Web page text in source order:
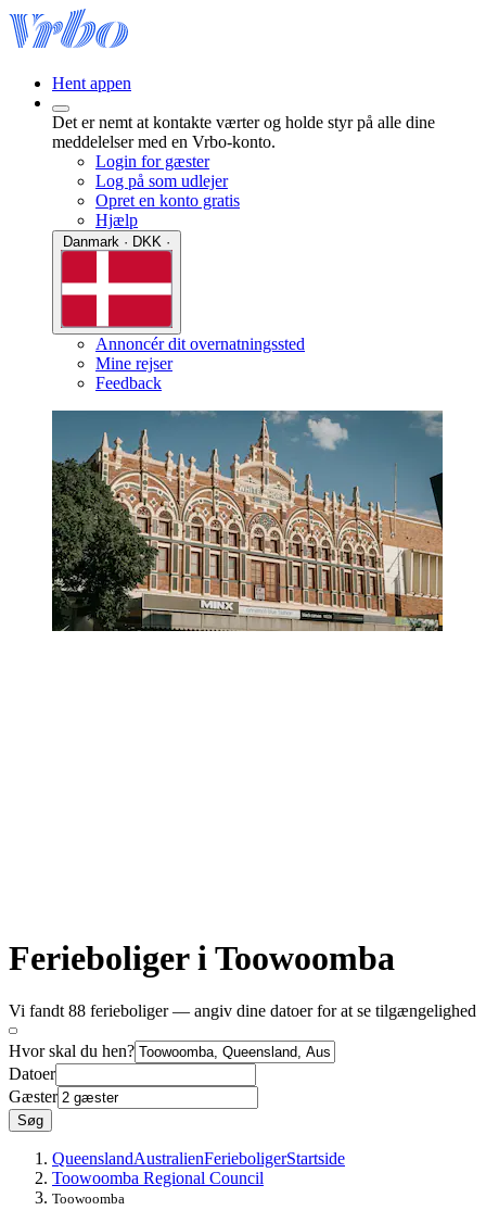
Hent appen
Det er nemt at kontakte værter og holde styr på alle dine
meddelelser med en Vrbo-konto.
Login for gæster
Log på som udlejer
Opret en konto gratis
Hjælp
Annoncér dit overnatningssted
Mine rejser
Feedback
Ferieboliger i Toowoomba
Vi fandt 88 ferieboliger — angiv dine datoer for at se tilgængelighed
Hvor skal du hen?
Datoer
Gæster
Søg
QueenslandAustralienFerieboligerStartside
Toowoomba Regional Council
Toowoomba